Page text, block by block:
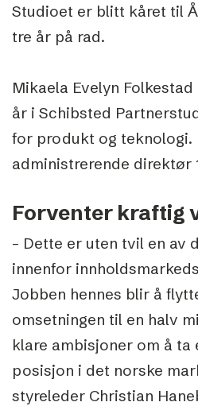
Studioet er blitt kåret til
tre år på rad.
Mikaela Evelyn
år i Schibsted
for produkt og teknologi.
administrerende direktør
Forventer kraftig
– Dette er uten tvil en av
innenfor
Jobben hennes blir å
omsetningen til en halv
klare ambisjoner om å ta
posisjon i det norske
styreleder Christian